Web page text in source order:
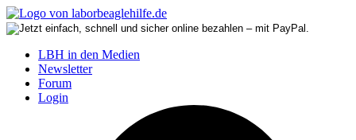
LBH in den Medien
Newsletter
Forum
Login